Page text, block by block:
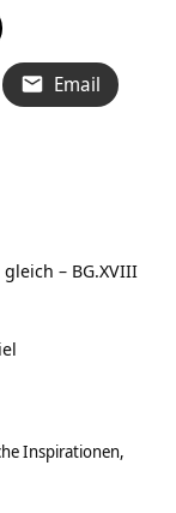
Email
– BG.XVIII
Inspirationen